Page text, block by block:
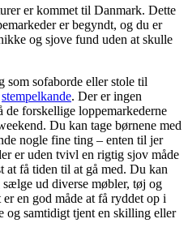
er kommet til Danmark. Dette
er begyndt, og du er
og sjove fund uden at skulle
som sofaborde eller stole til
stempelkande. Der er ingen
forskellige loppemarkederne
Du kan tage børnene med
nogle fine ting – enten til jer
er uden tvivl en rigtig sjov måde
at få tiden til at gå med. Du kan
ud diverse møbler, tøj og
en god måde at få ryddet op i
og samtidigt tjent en skilling eller